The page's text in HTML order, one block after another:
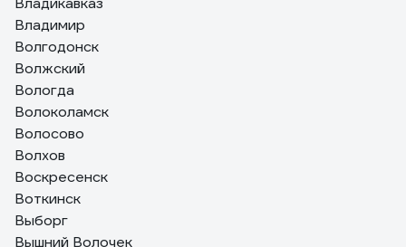
Владимир
Волгодонск
Волжский
Вологда
Волоколамск
Волосово
Волхов
Воскресенск
Воткинск
Выборг
Вышний Волочек